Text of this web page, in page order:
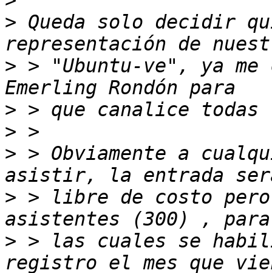
> Queda solo decidir
> > "Ubuntu-ve", ya me
>
>
> > Obviamente a
> > libre de costo pero
> > las cuales se